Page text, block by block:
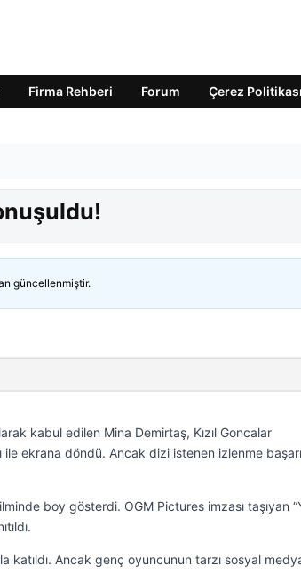
Firma Rehberi Forum Çerez Politikası
güncellenmiştir.
kabul edilen Mina Demirtaş, Kızıl Goncalar
ekrana döndü. Ancak dizi istenen izlenme
boy gösterdi. OGM Pictures imzası taşıyan
katıldı. Ancak genç oyuncunun tarzı sosyal